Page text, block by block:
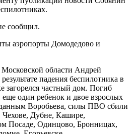
сообщил.
аэропорты Домодедово и
области Андрей
падения беспилотника в
загорелся частный дом. Погиб
один ребенок и двое взрослых
Воробьева, силы ПВО сбили
Дубне, Кашире,
Посаде, Одинцово, Бронницах,